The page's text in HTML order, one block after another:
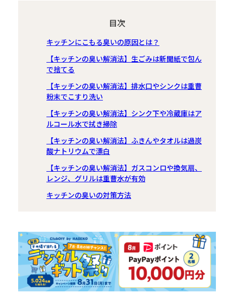
目次
キッチンにこもる臭いの原因とは？
【キッチンの臭い解消法】生ごみは新聞紙で包ん
で捨てる
【キッチンの臭い解消法】排水口やシンクは重曹
粉末でこすり洗い
【キッチンの臭い解消法】シンク下や冷蔵庫はア
ルコール水で拭き掃除
【キッチンの臭い解消法】ふきんやタオルは過炭
酸ナトリウムで漂白
【キッチンの臭い解消法】ガスコンロや換気扇、
レンジ、グリルは重曹水が有効
キッチンの臭いの対策方法